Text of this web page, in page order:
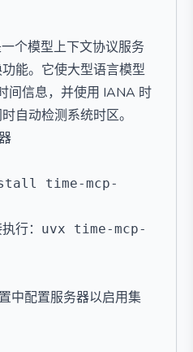
个模型上下文协议服务
能。它使大型语言模型
间信息，并使用 IANA 时
自动检测系统时区。
time-mcp-
行：
uvx time-mcp-
中配置服务器以启用集